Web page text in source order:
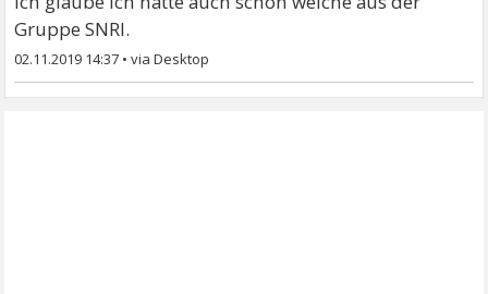
Gruppe SNRI.
02.11.2019 14:37 •